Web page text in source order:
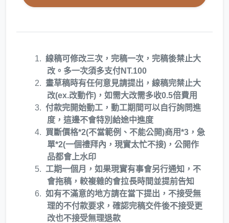
線稿可修改三次，完稿一次，完稿後禁止大
改。多一次須多支付NT.100
畫草稿時有任何意見請提出，線稿完禁止大
改(ex.改動作)，如需大改需多收0.5倍費用
付款完開始動工，動工期間可以自行詢問進
度，這邊不會特別給途中進度
買斷價格*2(不當範例、不能公開)商用*3，急
單*2(一個禮拜內，現實太忙不接)，公開作
品都會上水印
工期一個月，如果現實有事會另行通知，不
會拖稿，較複雜的會拉長時間並提前告知
如有不滿意的地方請在當下提出，不接受無
理的不付款要求，確認完稿交件後不接受更
改也不接受無理退款